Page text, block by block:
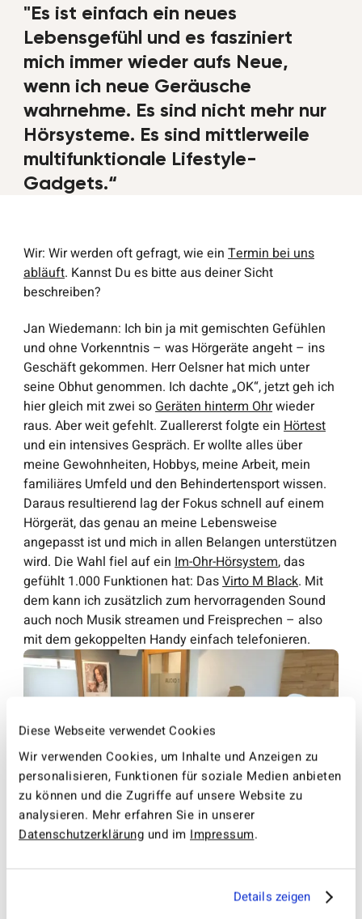
Diese Webseite verwendet Cookies
Wir verwenden Cookies, um Inhalte und Anzeigen zu
personalisieren, Funktionen für soziale Medien anbieten
zu können und die Zugriffe auf unsere Website zu
analysieren. Mehr erfahren Sie in unserer
Datenschutzerklärung und im Impressum.
Details zeigen
"Es ist einfach ein neues
Lebensgefühl und es fasziniert
mich immer wieder aufs Neue,
wenn ich neue Geräusche
wahrnehme. Es sind nicht mehr nur
Hörsysteme. Es sind mittlerweile
multifunktionale Lifestyle-
Gadgets.“
Wir: Wir werden oft gefragt, wie einTermin bei uns
abläuft. Kannst Du es bitte aus deiner Sicht
beschreiben?
Jan Wiedemann: Ich bin ja mit gemischten Gefühlen
und ohne Vorkenntnis – was Hörgeräte angeht – ins
Geschäft gekommen. Herr Oelsner hat mich unter
seine Obhut genommen. Ich dachte „OK“, jetzt geh ich
hier gleich mit zwei soGeräten hinterm Ohrwieder
raus. Aber weit gefehlt. Zuallererst folgte einHörtest
und ein intensives Gespräch. Er wollte alles über
meine Gewohnheiten, Hobbys, meine Arbeit, mein
familiäres Umfeld und den Behindertensport wissen.
Daraus resultierend lag der Fokus schnell auf einem
Hörgerät, das genau an meine Lebensweise
angepasst ist und mich in allen Belangen unterstützen
wird. Die Wahl fiel auf einIm-Ohr-Hörsystem, das
gefühlt 1.000 Funktionen hat: DasVirto M Black. Mit
dem kann ich zusätzlich zum hervorragenden Sound
auch noch Musik streamen und Freisprechen – also
mit dem gekoppelten Handy einfach telefonieren.